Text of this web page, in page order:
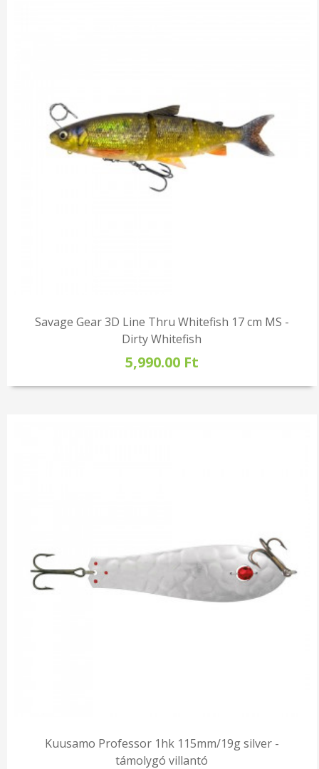
Savage Gear 3D Line Thru Whitefish 17 cm MS -
Dirty Whitefish
5,990.00 Ft
Kuusamo Professor 1hk 115mm/19g silver -
támolygó villantó